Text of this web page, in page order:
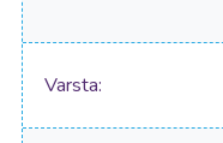
Varsta